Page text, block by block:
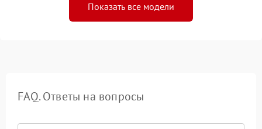
Показать все модели
FAQ. Ответы на вопросы